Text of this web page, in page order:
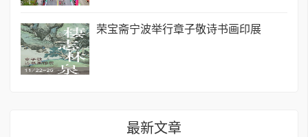
荣宝斋宁波举行章子敬诗书画印展
最新文章